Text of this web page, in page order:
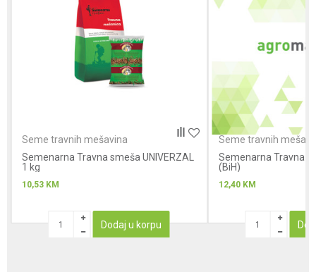
Anti-spam zaštita - izračunajte koliko je 2 + 3 :
Seme travnih mešavina
Semenarna Travna smeša UNIVERZAL
1 kg
10,53 KM
Dodaj u korpu
Seme travnih
Semenarna Travna
(BiH)
12,40 KM